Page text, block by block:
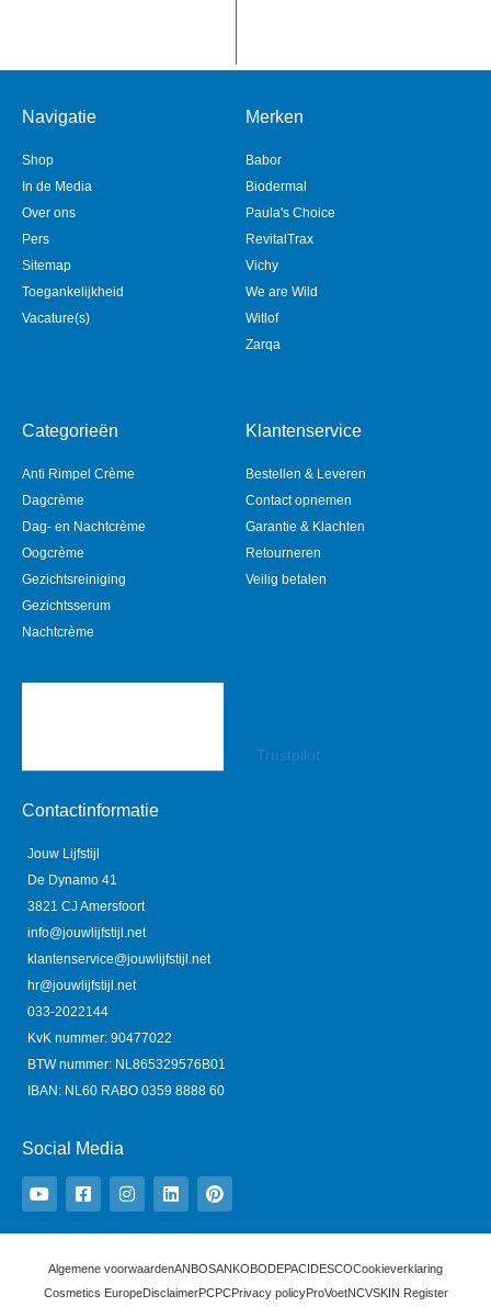
Navigatie
Shop
In de Media
Over ons
Pers
Sitemap
Toegankelijkheid
Vacature(s)
Merken
Babor
Biodermal
Paula's Choice
RevitalTrax
Vichy
We are Wild
Witlof
Zarqa
Categorieën
Anti Rimpel Crème
Dagcrème
Dag- en Nachtcrème
Oogcrème
Gezichtsreiniging
Gezichtsserum
Nachtcrème
Klantenservice
Bestellen & Leveren
Contact opnemen
Garantie & Klachten
Retourneren
Veilig betalen
Trustpilot
Contactinformatie
Jouw Lijfstijl
De Dynamo 41
3821 CJ Amersfoort
info@jouwlijfstijl.net
klantenservice@jouwlijfstijl.net
hr@jouwlijfstijl.net
033-2022144
KvK nummer: 90477022
BTW nummer: NL865329576B01
IBAN: NL60 RABO 0359 8888 60
Social Media
o
u
t
u
a
c
e
b
o
k
-
n
s
t
a
r
m
i
n
k
e
i
n
i
n
t
e
e
s
t
Algemene voorwaardenANBOSANKOBODEPACIDESCOCookieverklaring
Cosmetics EuropeDisclaimerPCPCPrivacy policyProVoetNCVSKIN Register